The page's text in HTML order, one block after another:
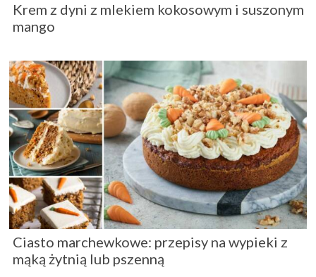
Krem z dyni z mlekiem kokosowym i suszonym
mango
Ciasto marchewkowe: przepisy na wypieki z
mąką żytnią lub pszenną